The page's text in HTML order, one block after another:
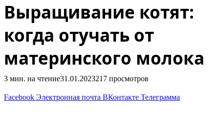
Выращивание котят:
когда отучать от
материнского молока
3 мин. на чтение31.01.2023217 просмотров
Facebook Электронная почта ВКонтакте Телеграмма